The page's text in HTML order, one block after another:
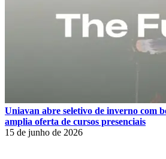
Uniavan abre seletivo de inverno com
amplia oferta de cursos presenciais
15 de junho de 2026